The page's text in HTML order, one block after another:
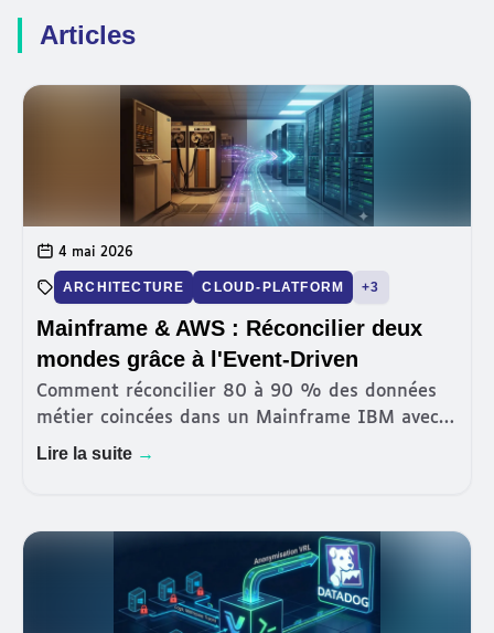
Articles
4 mai 2026
ARCHITECTURE CLOUD-PLATFORM +3
Mainframe & AWS : Réconcilier deux
mondes grâce à l'Event-Driven
Comment réconcilier 80 à 90 % des données
métier coincées dans un Mainframe IBM avec
des applications cloud-native qui exigent
Lire la suite →